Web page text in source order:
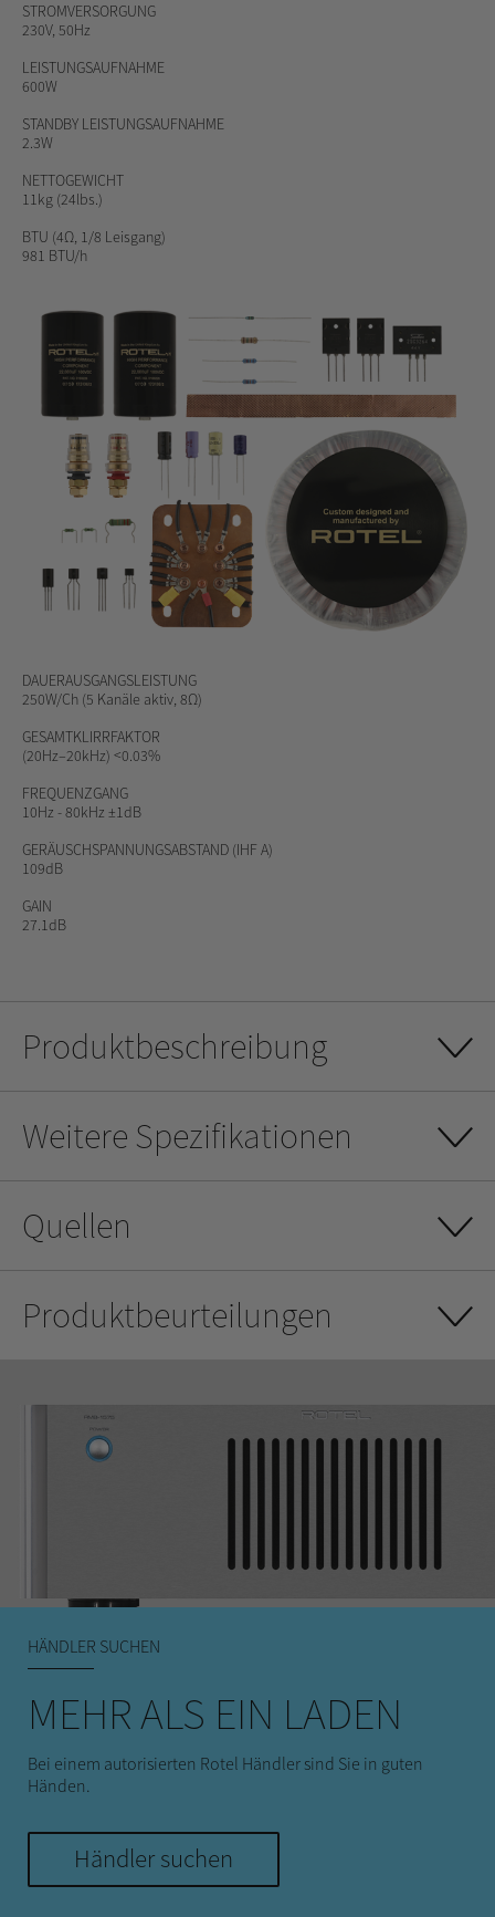
STROMVERSORGUNG
230V, 50Hz
LEISTUNGSAUFNAHME
600W
STANDBY LEISTUNGSAUFNAHME
2.3W
NETTOGEWICHT
11kg (24lbs.)
BTU (4Ω, 1/8 Leisgang)
981 BTU/h
DAUERAUSGANGSLEISTUNG
250W/Ch (5 Kanäle aktiv, 8Ω)
GESAMTKLIRRFAKTOR
(20Hz–20kHz) <0.03%
FREQUENZGANG
10Hz - 80kHz ±1dB
GERÄUSCHSPANNUNGSABSTAND (IHF A)
109dB
GAIN
27.1dB
Produktbeschreibung
Weitere Spezifikationen
Quellen
Produktbeurteilungen
HÄNDLER SUCHEN
MEHR ALS EIN LADEN
Bei einem autorisierten Rotel Händler sind Sie in guten
Händen.
Händler suchen